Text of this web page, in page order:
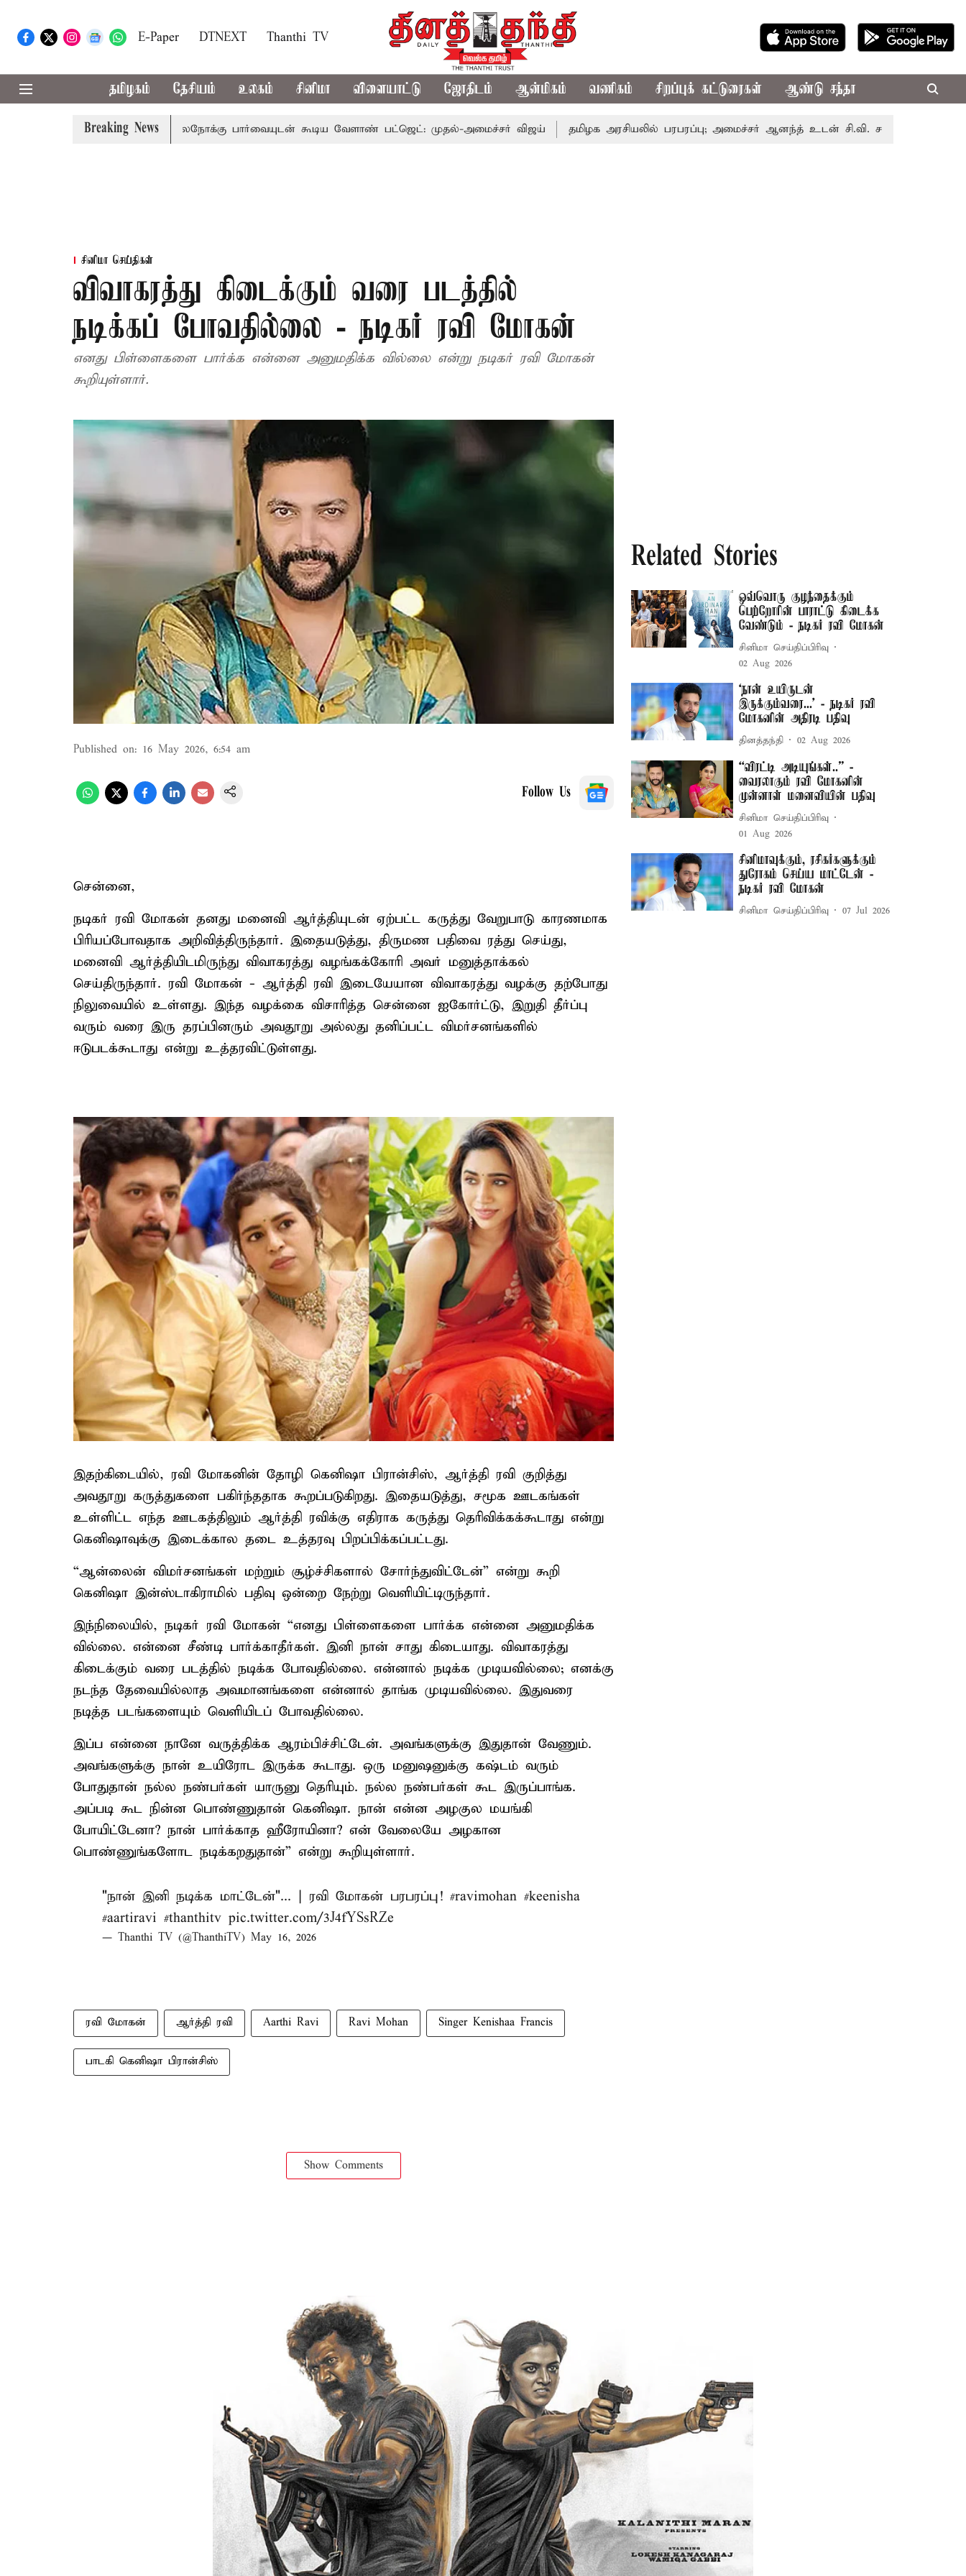
E-Paper DTNEXT Thanthi TV
தமிழகம் தேசியம் உலகம் சினிமா விளையாட்டு ஜோதிடம் ஆன்மிகம் வணிகம் சிறப்புக் கட்டுரைகள் ஆண்டு சந்தா
Breaking News
பிடிவாராண்ட் தொலைநோக்கு பார்வையுடன் கூடிய வேளாண் பட்ஜெட்: முதல்-அமைச்சர் விஜய் தமிழக அரசியலில் பரபரப்பு; அமைச்சர் ஆனந்த் உடன் சி.வி. சண்முகம், வேலுமணி
சினிமா செய்திகள்
விவாகரத்து கிடைக்கும் வரை படத்தில்
நடிக்கப் போவதில்லை - நடிகர் ரவி மோகன்
எனது பிள்ளைகளை பார்க்க என்னை அனுமதிக்க வில்லை என்று நடிகர் ரவி மோகன்
கூறியுள்ளார்.
Published on: 16 May 2026, 6:54 am
Follow Us
சென்னை,
நடிகர் ரவி மோகன் தனது மனைவி ஆர்த்தியுடன் ஏற்பட்ட கருத்து வேறுபாடு காரணமாக
பிரியப்போவதாக அறிவித்திருந்தார். இதையடுத்து, திருமண பதிவை ரத்து செய்து,
மனைவி ஆர்த்தியிடமிருந்து விவாகரத்து வழங்கக்கோரி அவர் மனுத்தாக்கல்
செய்திருந்தார். ரவி மோகன் - ஆர்த்தி ரவி இடையேயான விவாகரத்து வழக்கு தற்போது
நிலுவையில் உள்ளது. இந்த வழக்கை விசாரித்த சென்னை ஐகோர்ட்டு, இறுதி தீர்ப்பு
வரும் வரை இரு தரப்பினரும் அவதூறு அல்லது தனிப்பட்ட விமர்சனங்களில்
ஈடுபடக்கூடாது என்று உத்தரவிட்டுள்ளது.
இதற்கிடையில், ரவி மோகனின் தோழி கெனிஷா பிரான்சிஸ், ஆர்த்தி ரவி குறித்து
அவதூறு கருத்துகளை பகிர்ந்ததாக கூறப்படுகிறது. இதையடுத்து, சமூக ஊடகங்கள்
உள்ளிட்ட எந்த ஊடகத்திலும் ஆர்த்தி ரவிக்கு எதிராக கருத்து தெரிவிக்கக்கூடாது என்று
கெனிஷாவுக்கு இடைக்கால தடை உத்தரவு பிறப்பிக்கப்பட்டது.
“ஆன்லைன் விமர்சனங்கள் மற்றும் சூழ்ச்சிகளால் சோர்ந்துவிட்டேன்” என்று கூறி
கெனிஷா இன்ஸ்டாகிராமில் பதிவு ஒன்றை நேற்று வெளியிட்டிருந்தார்.
இந்நிலையில், நடிகர் ரவி மோகன் “எனது பிள்ளைகளை பார்க்க என்னை அனுமதிக்க
வில்லை. என்னை சீண்டி பார்க்காதீர்கள். இனி நான் சாது கிடையாது. விவாகரத்து
கிடைக்கும் வரை படத்தில் நடிக்க போவதில்லை. என்னால் நடிக்க முடியவில்லை; எனக்கு
நடந்த தேவையில்லாத அவமானங்களை என்னால் தாங்க முடியவில்லை. இதுவரை
நடித்த படங்களையும் வெளியிடப் போவதில்லை.
இப்ப என்னை நானே வருத்திக்க ஆரம்பிச்சிட்டேன். அவங்களுக்கு இதுதான் வேணும்.
அவங்களுக்கு நான் உயிரோட இருக்க கூடாது. ஒரு மனுஷனுக்கு கஷ்டம் வரும்
போதுதான் நல்ல நண்பர்கள் யாருனு தெரியும். நல்ல நண்பர்கள் கூட இருப்பாங்க.
அப்படி கூட நின்ன பொண்ணுதான் கெனிஷா. நான் என்ன அழகுல மயங்கி
போயிட்டேனா? நான் பார்க்காத ஹீரோயினா? என் வேலையே அழகான
பொண்ணுங்களோட நடிக்கறதுதான்” என்று கூறியுள்ளார்.
"நான் இனி நடிக்க மாட்டேன்"... | ரவி மோகன் பரபரப்பு! #ravimohan #keenisha
#aartiravi #thanthitv pic.twitter.com/3J4fYSsRZe
— Thanthi TV (@ThanthiTV) May 16, 2026
ரவி மோகன் ஆர்த்தி ரவி Aarthi Ravi Ravi Mohan Singer Kenishaa Francis
பாடகி கெனிஷா பிரான்சிஸ்
Show Comments
Related Stories
ஒவ்வொரு குழந்தைக்கும்
பெற்றோரின் பாராட்டு கிடைக்க
வேண்டும் - நடிகர் ரவி மோகன்
சினிமா செய்திப்பிரிவு
02 Aug 2026
‘நான் உயிருடன்
இருக்கும்வரை...’ - நடிகர் ரவி
மோகனின் அதிரடி பதிவு
தினத்தந்தி 02 Aug 2026
“விரட்டி அடியுங்கள்..” -
வைரலாகும் ரவி மோகனின்
முன்னாள் மனைவியின் பதிவு
சினிமா செய்திப்பிரிவு
01 Aug 2026
சினிமாவுக்கும், ரசிகர்களுக்கும்
துரோகம் செய்ய மாட்டேன் -
நடிகர் ரவி மோகன்
சினிமா செய்திப்பிரிவு 07 Jul 2026